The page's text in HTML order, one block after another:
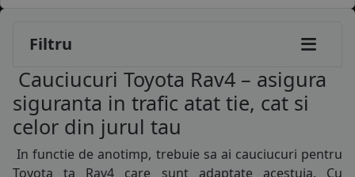
MARCA AUTO
BLOG
B2B - COLABORARE COMPANII
CONT
Filtru
Cauciucuri Toyota Rav4 – asigura
siguranta in trafic atat tie, cat si
celor din jurul tau
In functie de anotimp, trebuie sa ai cauciucuri pentru
Toyota ta Rav4 care sunt adaptate acestuia. Cu